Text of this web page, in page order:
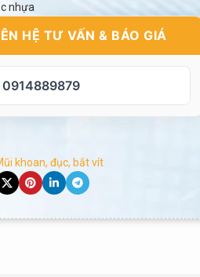
nhựa
HỆ TƯ VẤN & BÁO GIÁ
0914889879
khoan, đục, bắt vít